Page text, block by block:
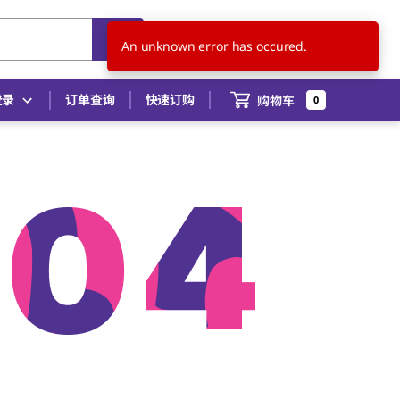
CN ZH
订单查询 快速订购 购物车 0
An unknown error has occured.